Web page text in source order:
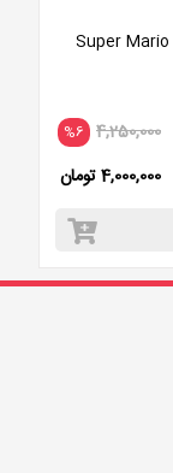
%6 4,250,000
4,000,000 تومان